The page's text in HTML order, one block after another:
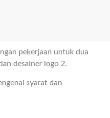
pekerjaan untuk dua
desainer logo 2.
syarat dan